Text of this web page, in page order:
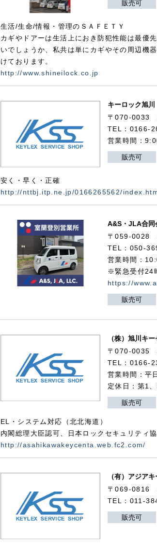
販売可
生活/生命/情報・管理のＳＡＦＥＴＹ
カギやドアーは生活上におき防犯性能は最優
いでしょうか、私共は単にカギやその周辺機
けております。
http://www.shineilock.co.jp
キーロック旭川
〒070-0033
TEL：0166-
営業時間：
販売可
安く・早く・正確
http://nttbj.itp.ne.jp/0166265562/
A&S・JLA合同
〒059-
TEL：050-
営業時間：
※緊急受付24
https://
販売可
（株）旭川キ
〒070-0035
TEL：0166-
営業時間：
定休日：第1
販売可
EL・システム対応（北北海道）
内閣総理大臣認可、日本ロックセキュリティ
http://asahikawakeycenta.web.fc2.com/
（有）アジア
〒069-0816
TEL：011-
販売可